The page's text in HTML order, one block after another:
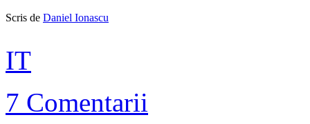
Scris de Daniel Ionascu
IT
7 Comentarii